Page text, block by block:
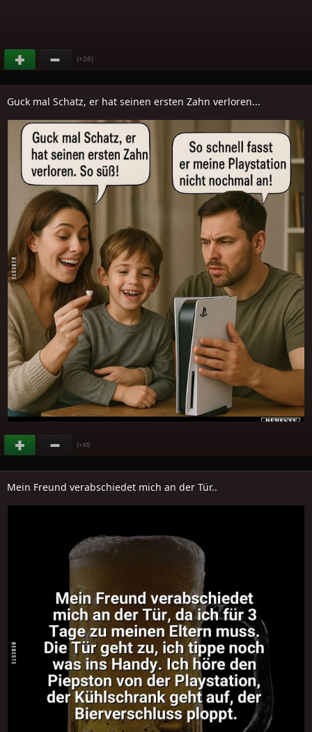
(+26)
Guck mal Schatz, er hat seinen ersten Zahn verloren...
(+10)
Mein Freund verabschiedet mich an der Tür..